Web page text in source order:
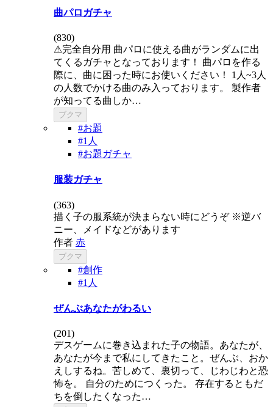
曲パロガチャ
(830)
⚠完全自分用 曲パロに使える曲がランダムに出
てくるガチャとなっております！ 曲パロを作る
際に、曲に困った時にお使いください！ 1人~3人
の人数でかける曲のみ入っております。 製作者
が知ってる曲しか…
ブクマ
#お題
#1人
#お題ガチャ
服装ガチャ
(363)
描く子の服系統が決まらない時にどうぞ ※逆バ
ニー、メイドなどがあります
作者 赤
ブクマ
#創作
#1人
ぜんぶあなたがわるい
(201)
デスゲームに巻き込まれた子の物語。あなたが、
あなたが今まで私にしてきたこと。ぜんぶ、おか
えしするね。苦しめて、裏切って、じわじわと恐
怖を。 自分のためにつくった。 存在するともだ
ちを倒したくなった…